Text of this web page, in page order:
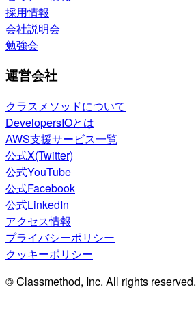
採用情報
会社説明会
勉強会
運営会社
クラスメソッドについて
DevelopersIOとは
AWS支援サービス一覧
公式X(Twitter)
公式YouTube
公式Facebook
公式LinkedIn
アクセス情報
プライバシーポリシー
クッキーポリシー
© Classmethod, Inc. All rights reserved.